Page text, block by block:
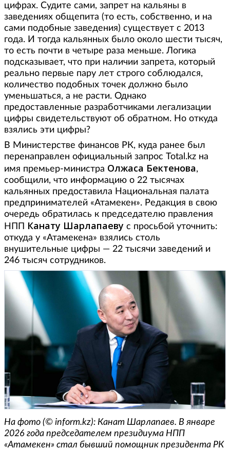
цифрах. Судите сами, запрет на кальяны в
заведениях общепита (то есть, собственно, и на
сами подобные заведения) существует с 2013
года. И тогда кальянных было около шести тысяч,
то есть почти в четыре раза меньше. Логика
подсказывает, что при наличии запрета, который
реально первые пару лет строго соблюдался,
количество подобных точек должно было
уменьшаться, а не расти. Однако
предоставленные разработчиками легализации
цифры свидетельствуют об обратном. Но откуда
взялись эти цифры?
В Министерстве финансов РК, куда ранее был
перенаправлен официальный запрос Total.kz на
имя премьер-министра Олжаса Бектенова,
сообщили, что информацию о 22 тысячах
кальянных предоставила Национальная палата
предпринимателей «Атамекен». Редакция в свою
очередь обратилась к председателю правления
НПП
Канату Шарлапаеву с просьбой уточнить:
откуда у «Атамекена» взялись столь
внушительные цифры — 22 тысячи заведений и
246 тысяч сотрудников.
На фото (© inform.kz): Канат Шарлапаев. В январе
2026 года председателем президиума НПП
«Атамекен» стал бывший помощник президента РК